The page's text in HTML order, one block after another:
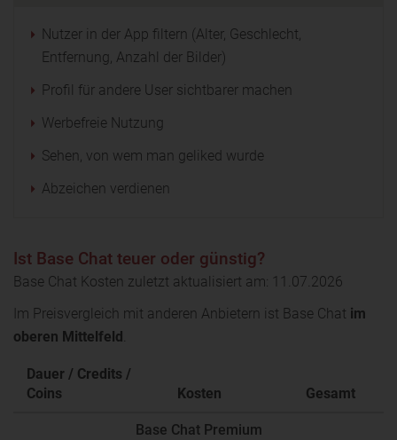
Nutzer in der App filtern (Alter, Geschlecht,
Entfernung, Anzahl der Bilder)
Profil für andere User sichtbarer machen
Werbefreie Nutzung
Sehen, von wem man geliked wurde
Abzeichen verdienen
Ist Base Chat teuer oder günstig?
Base Chat Kosten zuletzt aktualisiert am: 11.07.2026
Im Preisvergleich mit anderen Anbietern ist Base Chat im
oberen Mittelfeld.
Dauer / Credits /
Coins
Kosten Gesamt
Base Chat Premium